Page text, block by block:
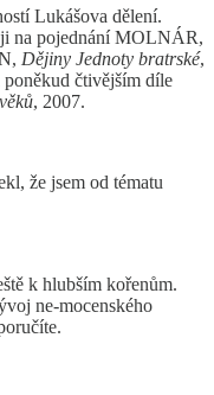
Lukášova dělení.
na pojednání MOLNÁR,
Dějiny Jednoty bratrské,
čtivějším díle
, 2007.
že jsem od tématu
k hlubším kořenům.
ne-mocenského